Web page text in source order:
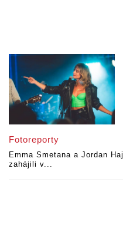
Fotoreporty
Emma Smetana a Jordan Haj
zahájili v...